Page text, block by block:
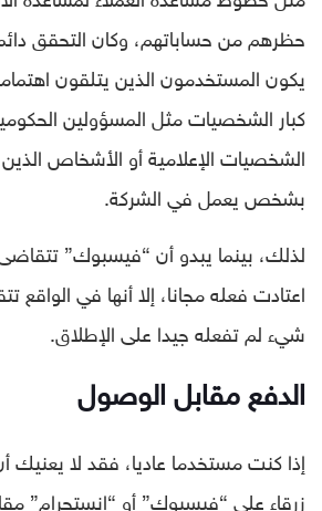
حظرهم من حساباتهم، وكان التحقق دائما
يكون المستخدمون الذين يتلقون
كبار الشخصيات مثل المسؤولين
الشخصيات الإعلامية أو الأشخاص
بشخص يعمل في الشركة.
لذلك، بينما يبدو أن “فيسبوك”
اعتادت فعله مجانا، إلا أنها في
شيء لم تفعله جيدا على الإطلاق.
الدفع مقابل الوصول
إذا كنت مستخدما عاديا، فقد لا